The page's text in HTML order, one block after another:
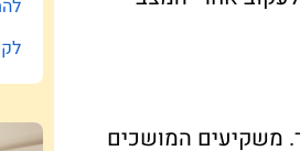
משקיעים המושכים